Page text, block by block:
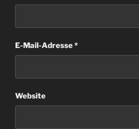
E-Mail-Adresse*
Website